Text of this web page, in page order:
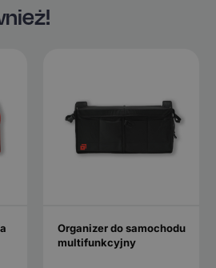
Organizer do samochodu
multifunkcyjny